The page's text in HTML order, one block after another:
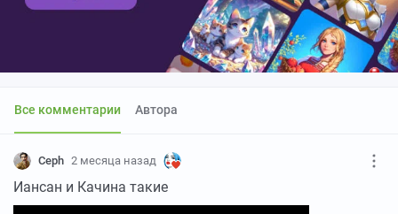
Все комментарии Автора
Ceph 2 месяца назад
Иансан и Качина такие